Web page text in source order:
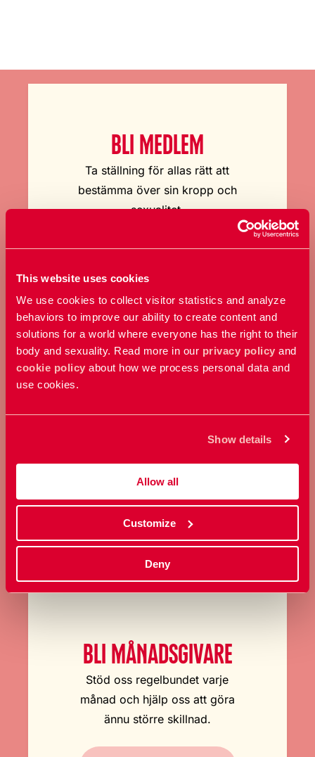
This website uses cookies
We use cookies to collect visitor statistics and analyze
behaviors to improve our ability to create content and
solutions for a world where everyone has the right to their
body and sexuality. Read more in our privacy policy and
cookie policy about how we process personal data and
use cookies.
Show details
Allow all
Customize
Deny
BLI MEDLEM
Ta ställning för allas rätt att
bestämma över sin kropp och
sexualitet.
GE EN GÅVA
Bidra med ett valfritt belopp och
Ge en gåva
BLI MÅNADSGIVARE
Stöd oss regelbundet varje
månad och hjälp oss att göra
ännu större skillnad.